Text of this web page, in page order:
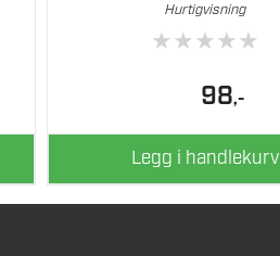
Hurtigvisning
★★★★★
98,-
Legg i handlekurv